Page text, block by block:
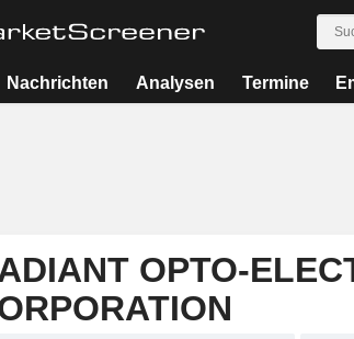
Nachrichten Analysen Termine
OPTO-